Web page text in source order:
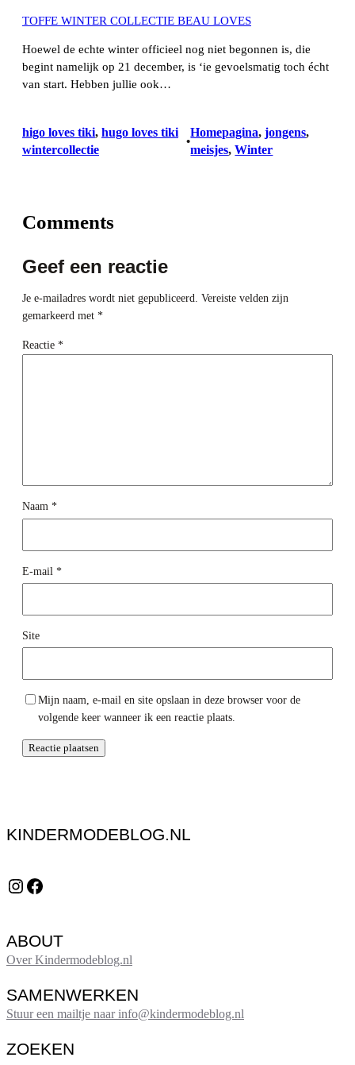
TOFFE WINTER COLLECTIE BEAU LOVES
Hoewel de echte winter officieel nog niet begonnen is, die
begint namelijk op 21 december, is ‘ie gevoelsmatig toch écht
van start. Hebben jullie ook…
higo loves tiki, hugo loves tiki
wintercollectie
•
Homepagina, jongens
meisjes, Winter
Comments
Geef een reactie
Je e-mailadres wordt niet gepubliceerd. Vereiste velden zijn
gemarkeerd met *
Reactie *
Naam *
E-mail *
Site
Mijn naam, e-mail en site opslaan in deze browser voor de
volgende keer wanneer ik een reactie plaats.
KINDERMODEBLOG.NL
Instagram Facebook
ABOUT
Over Kindermodeblog.nl
SAMENWERKEN
Stuur een mailtje naar info@kindermodeblog.nl
ZOEKEN